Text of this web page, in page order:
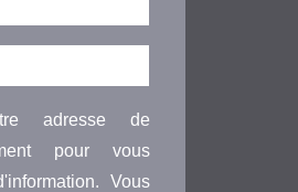
adresse de
pour vous
Vous